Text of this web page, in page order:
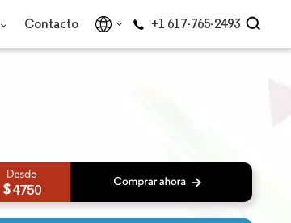
Contacto +1 617-765-2493
4750